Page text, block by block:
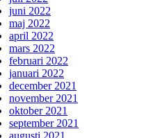
juni 2022
maj 2022
april 2022
mars 2022
februari 2022
januari 2022
december 2021
november 2021
oktober 2021
september 2021